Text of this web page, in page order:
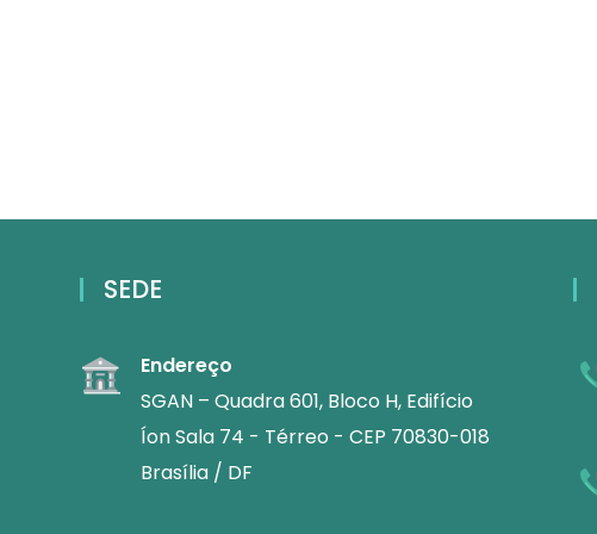
SEDE
Endereço
SGAN – Quadra 601, Bloco H, Edifício
Íon Sala 74 - Térreo - CEP 70830-018
Brasília / DF